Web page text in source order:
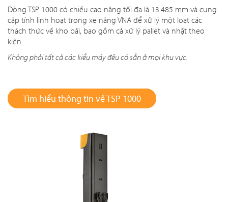
Dòng TSP 1000 có chiều cao nâng tối đa là 13.485 mm và cung
cấp tính linh hoạt trong xe nâng VNA để xử lý một loạt các
thách thức về kho bãi, bao gồm cả xử lý pallet và nhặt theo
kiện.
Không phải tất cả các kiểu máy đều có sẵn ở mọi khu vực.
Tìm hiểu thông tin về TSP 1000